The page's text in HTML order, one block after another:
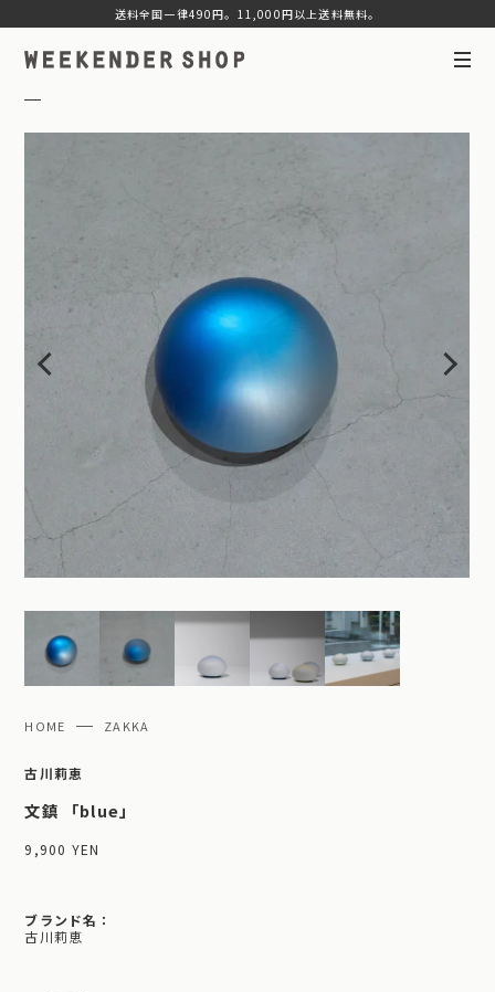
HOME ZAKKA
古川莉恵
文鎮 「blue」
9,900 YEN
ブランド名：
古川莉恵
送料全国一律490円。11,000円以上送料無料。